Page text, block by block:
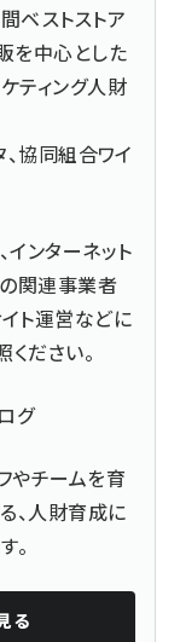
ベストストア
を中心とした
ティング人財
協同組合ワイ
インターネット
関連事業者
ト運営などに
ださい。
グ
やチームを育
、人財育成に
。
る